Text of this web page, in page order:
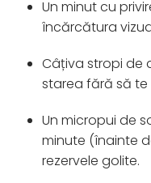
Un minut cu
încărcătura
Câțiva stropi de
starea fără să te
Un micropui de
minute (înainte
rezervele golite.